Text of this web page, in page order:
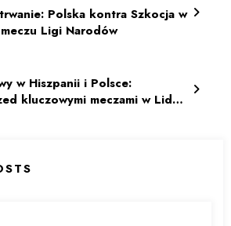
Polska kontra Szkocja w
Ligi Narodów
w Hiszpanii i Polsce:
kluczowymi meczami w Lidze